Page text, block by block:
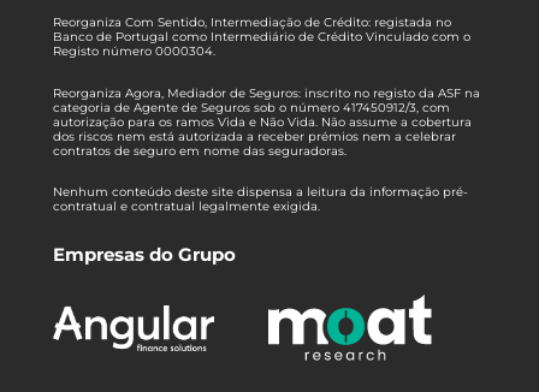
Reorganiza Com Sentido, Intermediação de Crédito: registada no
Banco de Portugal como Intermediário de Crédito Vinculado com o
Registo número 0000304.
Reorganiza Agora, Mediador de Seguros: inscrito no registo da ASF na
categoria de Agente de Seguros sob o número 417450912/3, com
autorização para os ramos Vida e Não Vida. Não assume a cobertura
dos riscos nem está autorizada a receber prémios nem a celebrar
contratos de seguro em nome das seguradoras.
Nenhum conteúdo deste site dispensa a leitura da informação pré-
contratual e contratual legalmente exigida.
Empresas do Grupo